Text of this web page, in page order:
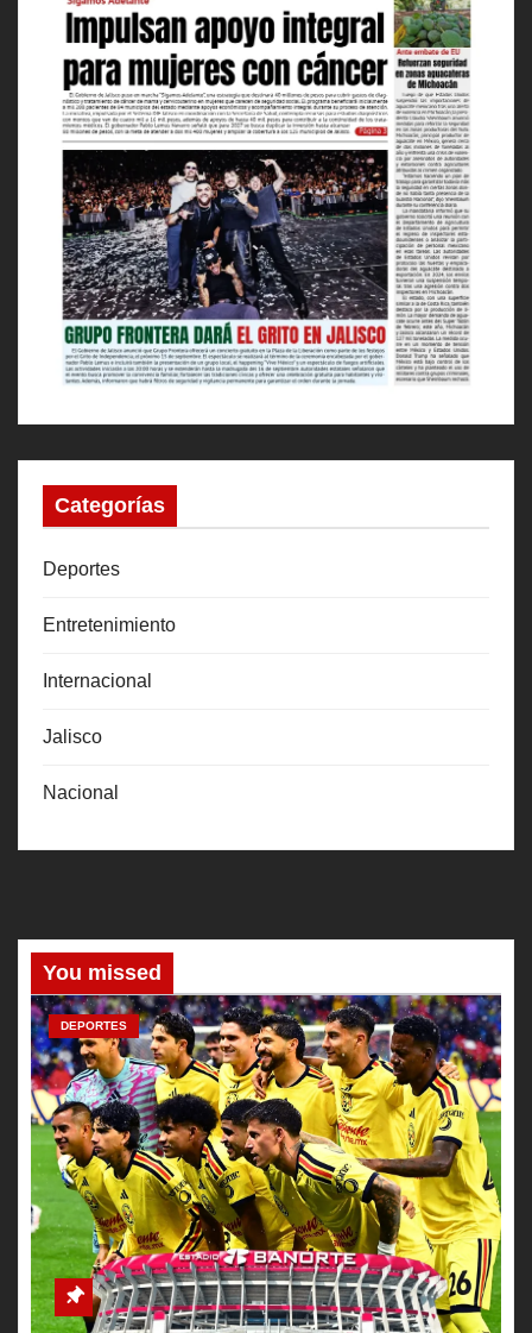
Categorías
Deportes
Entretenimiento
Internacional
Jalisco
Nacional
You missed
DEPORTES